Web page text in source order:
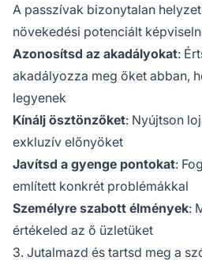
A passzívak bizonytalan
növekedési potenciált
Azonosítsd az akadályokat:
akadályozza meg őket abban,
legyenek
Kínálj ösztönzőket: Nyújtson
exkluzív előnyöket
Javítsd a gyenge pontokat:
említett konkrét problémákkal
Személyre szabott élmények:
értékeled az ő üzletüket
3. Jutalmazd és tartsd meg a